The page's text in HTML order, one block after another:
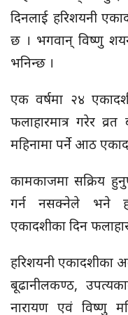
दिनलाई हरिशयनी
छ । भगवान् विष्णु शयन
भनिन्छ ।
एक वर्षमा २४
फलाहारमात्र गरेर
महिनामा पर्ने आठ
कामकाजमा सक्रिय
गर्न नसक्नेले भने
एकादशीका दिन
हरिशयनी एकादशीका
बूढानीलकण्ठ,
नारायण एवं विष्णु